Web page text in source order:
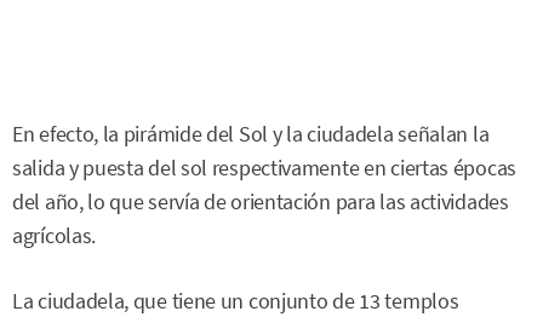
En efecto, la pirámide del Sol y la ciudadela señalan la
salida y puesta del sol respectivamente en ciertas épocas
del año, lo que servía de orientación para las actividades
agrícolas.
La ciudadela, que tiene un conjunto de 13 templos